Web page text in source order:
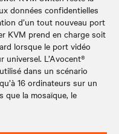
données confidentielles
d’un tout nouveau port
KVM prend en charge soit
lorsque le port vidéo
universel. L’Avocent®
dans un scénario
16 ordinateurs sur un
que la mosaïque, le